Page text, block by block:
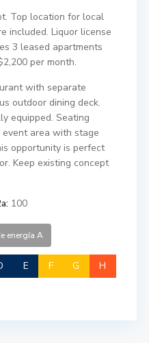
Top location for local
included. Liquor license
3 leased apartments
per month.
with separate
outdoor dining deck.
equipped. Seating
area with stage
opportunity is perfect
Keep existing concept
100
energía A
E F G H